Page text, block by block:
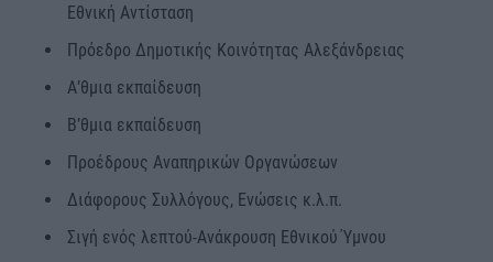
Εθνική Αντίσταση
Πρόεδρο Δημοτικής Κοινότητας Αλεξάνδρειας
Α’θμια εκπαίδευση
Β’θμια εκπαίδευση
Προέδρους Αναπηρικών Οργανώσεων
Διάφορους Συλλόγους, Ενώσεις κ.λ.π.
Σιγή ενός λεπτού-Ανάκρουση Εθνικού Ύμνου